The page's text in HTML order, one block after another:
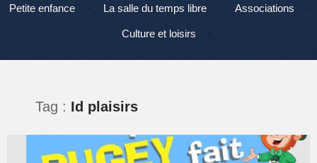
Petite enfance La salle du temps libre Associations
Culture et loisirs
Tag : Id plaisirs